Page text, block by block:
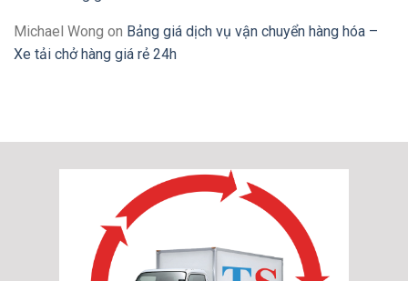
Michael Wong on Bảng giá dịch vụ vận chuyển hàng hóa –
Xe tải chở hàng giá rẻ 24h